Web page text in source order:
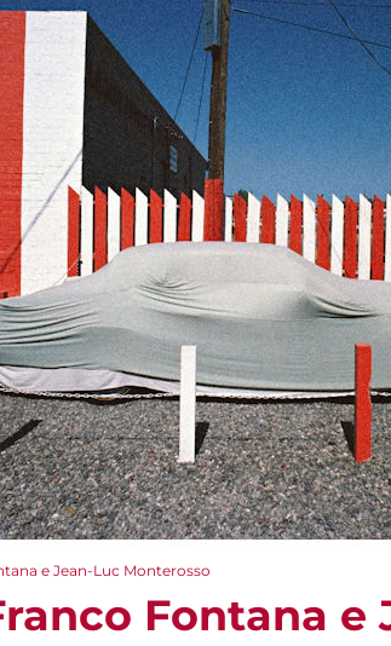
e Jean-Luc Monterosso
Fontana e